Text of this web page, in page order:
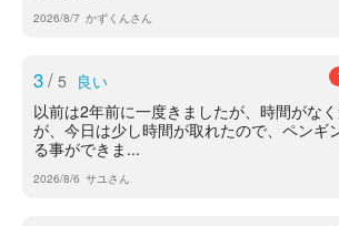
2026/8/7 かずくんさん
3/ 5 良い
以前は2年前に一度きましたが、時間がな
が、今日は少し時間が取れたので、ペンギ
る事ができま...
2026/8/6 サユさん